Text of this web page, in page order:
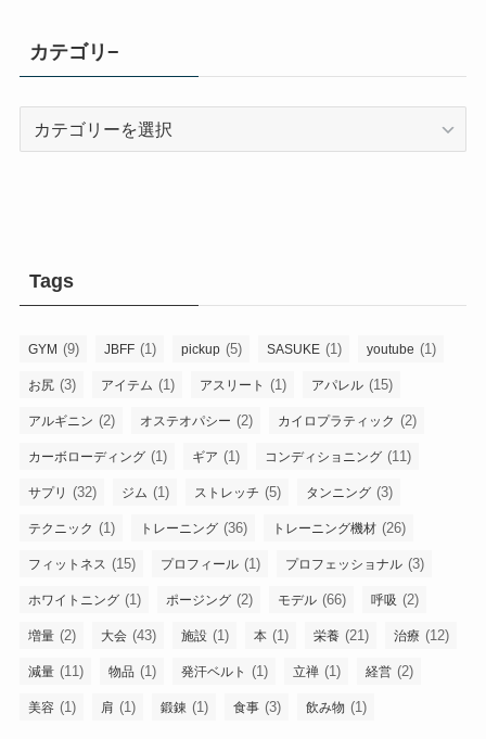
ブ
カテゴリ−
Tags
GYM (9) JBFF (1) pickup (5) SASUKE (1) youtube (1)
お尻 (3) アイテム (1) アスリート (1) アパレル (15)
アルギニン (2) オステオパシー (2) カイロプラティック (2)
カーボローディング (1) ギア (1) コンディショニング (11)
サプリ (32) ジム (1) ストレッチ (5) タンニング (3)
テクニック (1) トレーニング (36) トレーニング機材 (26)
フィットネス (15) プロフィール (1) プロフェッショナル (3)
ホワイトニング (1) ポージング (2) モデル (66) 呼吸 (2)
増量 (2) 大会 (43) 施設 (1) 本 (1) 栄養 (21) 治療 (12)
減量 (11) 物品 (1) 発汗ベルト (1) 立禅 (1) 経営 (2)
美容 (1) 肩 (1) 鍛錬 (1) 食事 (3) 飲み物 (1)